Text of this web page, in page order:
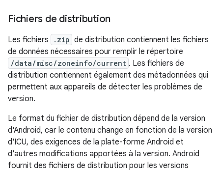
Fichiers de distribution
Les fichiers .zip de distribution contiennent les fichiers
de données nécessaires pour remplir le répertoire
/data/misc/zoneinfo/current . Les fichiers de
distribution contiennent également des métadonnées qui
permettent aux appareils de détecter les problèmes de
version.
Le format du fichier de distribution dépend de la version
d'Android, car le contenu change en fonction de la version
d'ICU, des exigences de la plate-forme Android et
d'autres modifications apportées à la version. Android
fournit des fichiers de distribution pour les versions